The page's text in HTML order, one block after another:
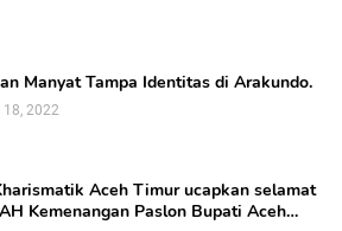
Manyat Tampa Identitas di Arakundo.
2022
Aceh Timur ucapkan selamat
Kemenangan Paslon Bupati Aceh